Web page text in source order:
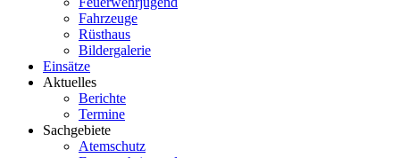
Fahrzeuge
Rüsthaus
Bildergalerie
Einsätze
Aktuelles
Berichte
Termine
Sachgebiete
Atemschutz